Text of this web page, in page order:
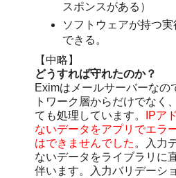
スポンスがある）
ソフトウェアが持つ実
できる。
【中略】
どうすれば守れたのか？
Eximはメールサーバーなの
トワーク層からだけでなく
ても処理しています。
IPア
ないデータをアプリでエラ
はできませんでした 。入力
ないデータをライブラリに
伴います。入力バリデーシ